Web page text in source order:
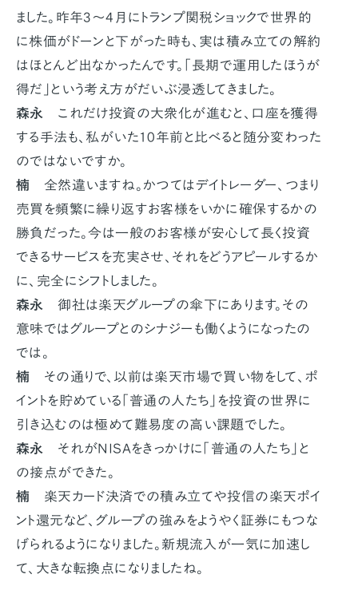
ました。昨年3～4月にトランプ関税ショックで世界的
に株価がドーンと下がった時も、実は積み立ての解約
はほとんど出なかったんです。「長期で運用したほうが
得だ」という考え方がだいぶ浸透してきました。
森永
これだけ投資の大衆化が進むと、口座を獲得
する手法も、私がいた10年前と比べると随分変わった
のではないですか。
楠 全然違いますね。かつてはデイトレーダー、つまり
売買を頻繁に繰り返すお客様をいかに確保するかの
勝負だった。今は一般のお客様が安心して長く投資
できるサービスを充実させ、それをどうアピールするか
に、完全にシフトしました。
森永
御社は楽天グループの傘下にあります。その
意味ではグループとのシナジーも働くようになったの
では。
楠 その通りで、以前は楽天市場で買い物をして、ポ
イントを貯めている「普通の人たち」を投資の世界に
引き込むのは極めて難易度の高い課題でした。
森永
それがNISAをきっかけに「普通の人たち」と
の接点ができた。
楠 楽天カード決済での積み立てや投信の楽天ポイ
ント還元など、グループの強みをようやく証券にもつな
げられるようになりました。新規流入が一気に加速し
て、大きな転換点になりましたね。